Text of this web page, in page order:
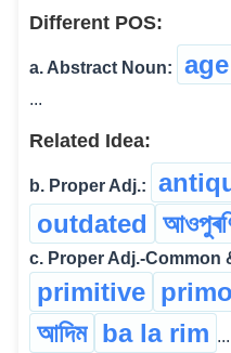
Different POS:
a. Abstract Noun: age
...
Related Idea:
b. Proper Adj.:
outdated
c. Proper Adj.-Common
primitive
আদিম ba la rim ...